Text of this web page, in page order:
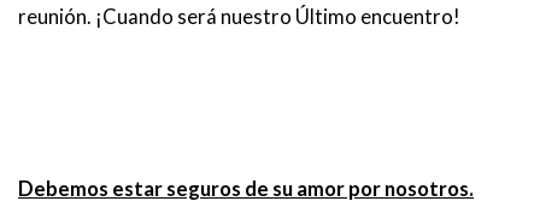
reunión. ¡Cuando será nuestro Último encuentro!
Debemos estar seguros de su amor por nosotros.